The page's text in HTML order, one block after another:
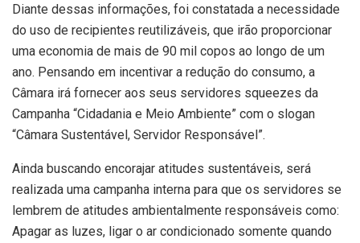
Diante dessas informações, foi constatada a necessidade
do uso de recipientes reutilizáveis, que irão proporcionar
uma economia de mais de 90 mil copos ao longo de um
ano. Pensando em incentivar a redução do consumo, a
Câmara irá fornecer aos seus servidores squeezes da
Campanha “Cidadania e Meio Ambiente” com o slogan
“Câmara Sustentável, Servidor Responsável”.
Ainda buscando encorajar atitudes sustentáveis, será
realizada uma campanha interna para que os servidores se
lembrem de atitudes ambientalmente responsáveis como:
Apagar as luzes, ligar o ar condicionado somente quando